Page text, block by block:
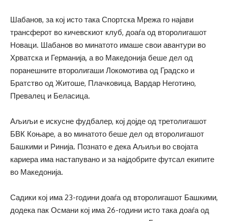
Шабанов, за кој исто така Спортска Мрежа го најави
трансферот во кичевскиот клуб, доаѓа од второлигашот
Новаци. Шабанов во минатото имаше свои авантури во
Хрватска и Германија, а во Македонија беше дел од
поранешните второлигаши Локомотива од Градско и
Братство од Житоше, Плачковица, Вардар Неготино,
Превалец и Беласица.
Аљиљи е искусне фудбалер, кој дојде од третолигашот
БВК Коњаре, а во минатото беше дел од второлигашот
Башкими и Ринија. Познато е дека Аљиљи во својата
кариера има настапувано и за најдобрите футсал екипите
во Македонија.
Садики кој има 23-години доаѓа од второлигашот Башкими,
додека пак Османи кој има 26-години исто така доаѓа од